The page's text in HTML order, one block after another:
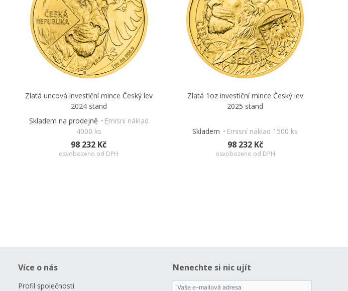
Zlatá uncová investiční mince Český lev
2024 stand
Skladem na prodejně
Emisní náklad
4000 ks
98 232 Kč
osvobozeno od DPH
Zlatá 1oz investiční mince Český lev
2025 stand
Skladem Emisní náklad 1500 ks
98 232 Kč
osvobozeno od DPH
Více o nás
Profil společnosti
Nenechte si nic ujít